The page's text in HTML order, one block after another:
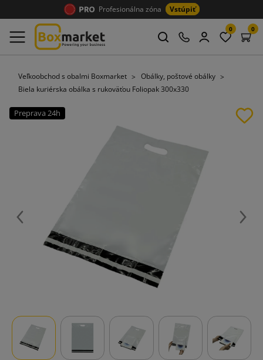
Profesionálna zóna Vstúpiť
0 0
Veľkoobchod s obalmi Boxmarket
Obálky, poštové obálky
Biela kuriérska obálka s rukoväťou Foliopak 300x330
Preprava 24h
Späť Ďalej